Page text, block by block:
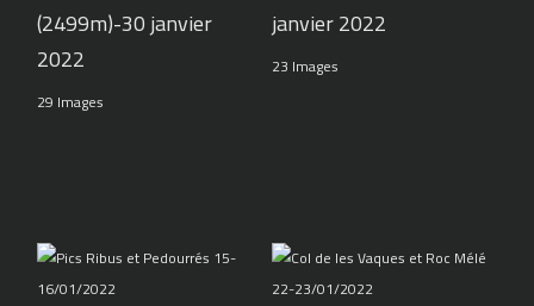
(2499m)-30 janvier
2022
29 Images
janvier 2022
23 Images